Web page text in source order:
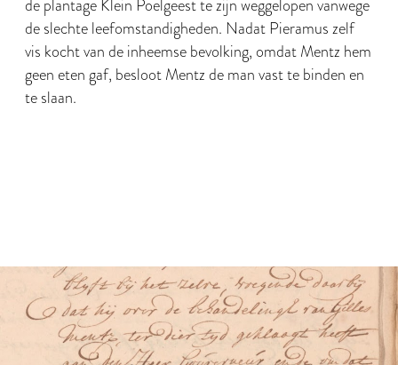
de plantage Klein Poelgeest te zijn weggelopen vanwege
de slechte leefomstandigheden. Nadat Pieramus zelf
vis kocht van de inheemse bevolking, omdat Mentz hem
geen eten gaf, besloot Mentz de man vast te binden en
te slaan.